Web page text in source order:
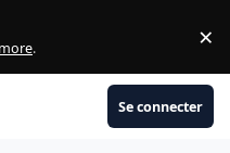
. ×
Se connecter